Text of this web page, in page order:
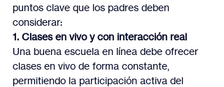
puntos clave que los padres deben
considerar:
1. Clases en vivo y con interacción real
Una buena escuela en línea debe ofrecer
clases en vivo de forma constante,
permitiendo la participación activa del